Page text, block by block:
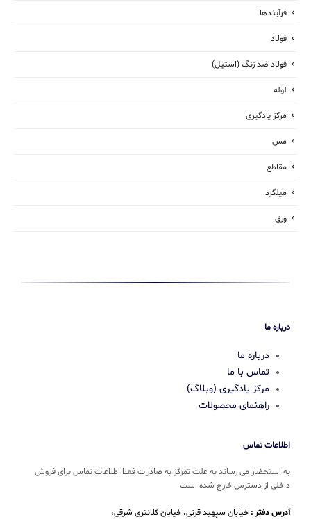
فرآیندها
فولاد
فولاد ضد زنگ (استیل)
لوله
مرکز یادگیری
مس
مقاطع
میلگرد
ورق
درباره ما
درباره ما
تماس با ما
مرکز یادگیری (وبلاگ)
راهنمای محصولات
اطلاعات تماس
به استحضار می رساند به علت تمرکز به صادرات فعلا اطلاعات تماس برای فروش
داخلی از دسترس خارج شده است
آدرس دفتر : خیابان سپهبد قرنی، خیابان کلانتری شرقی،